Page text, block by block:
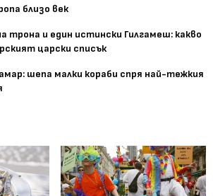
близо век
трона и един истински Гилгамеш: какво
царски списък
шепа малки кораби спря най-тежкия